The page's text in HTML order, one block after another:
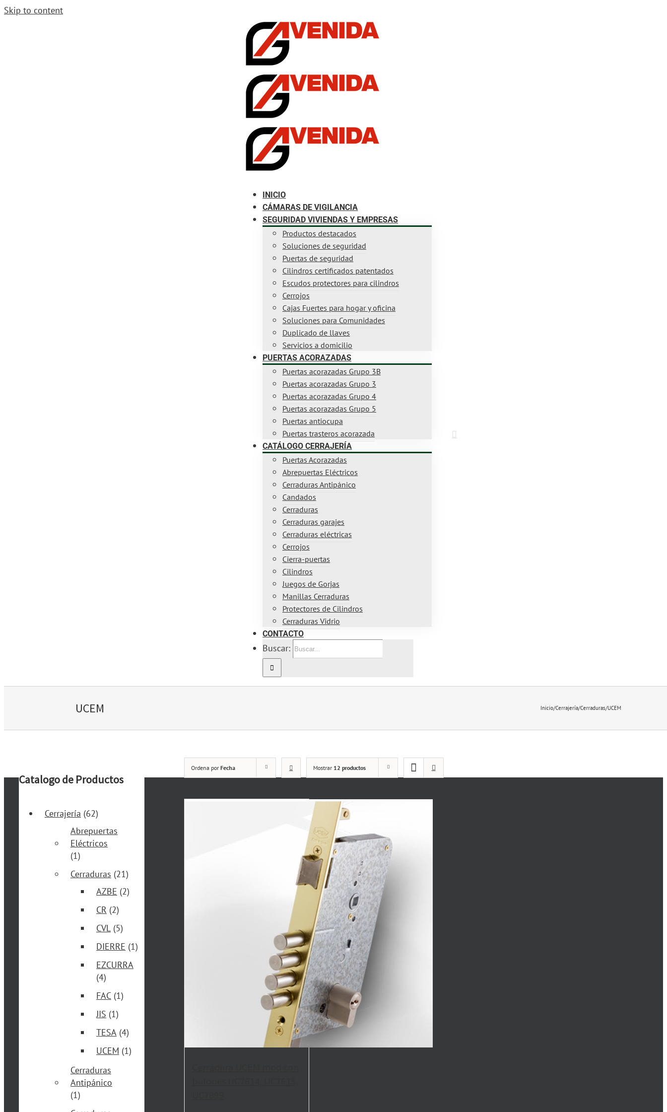
Skip to content
INICIO
CÁMARAS DE VIGILANCIA
SEGURIDAD VIVIENDAS Y EMPRESAS
Productos destacados
Soluciones de seguridad
Puertas de seguridad
Cilindros certificados patentados
Escudos protectores para cilindros
Cerrojos
Cajas Fuertes para hogar y oficina
Soluciones para Comunidades
Duplicado de llaves
Servicios a domicilio
PUERTAS ACORAZADAS
Puertas acorazadas Grupo 3B
Puertas acorazadas Grupo 3
Puertas acorazadas Grupo 4
Puertas acorazadas Grupo 5
Puertas antiocupa
Puertas trasteros acorazada
CATÁLOGO CERRAJERÍA
Puertas Acorazadas
Abrepuertas Eléctricos
Cerraduras Antipánico
Candados
Cerraduras
Cerraduras garajes
Cerraduras eléctricas
Cerrojos
Cierra-puertas
Cilindros
Juegos de Gorjas
Manillas Cerraduras
Protectores de Cilindros
Cerraduras Vidrio
CONTACTO
Buscar:
UCEM Inicio/Cerrajería/Cerraduras/UCEM
Ordena por Fecha Mostrar 12 productos
Catalogo de Productos
Cerrajería (62)
Abrepuertas
Eléctricos
(1)
Cerraduras (21)
AZBE (2)
CR (2)
CVL (5)
DIERRE (1)
EZCURRA
(4)
FAC (1)
JIS (1)
TESA (4)
UCEM (1)
Cerraduras
Antipánico
(1)